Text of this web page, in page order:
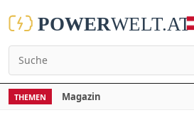
THEMEN Magazin